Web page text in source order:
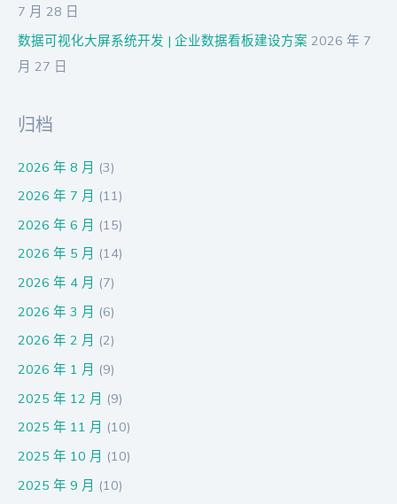
7 月 28 日
数据可视化大屏系统开发 | 企业数据看板建设方案 2026 年 7
月 27 日
归档
2026 年 8 月 (3)
2026 年 7 月 (11)
2026 年 6 月 (15)
2026 年 5 月 (14)
2026 年 4 月 (7)
2026 年 3 月 (6)
2026 年 2 月 (2)
2026 年 1 月 (9)
2025 年 12 月 (9)
2025 年 11 月 (10)
2025 年 10 月 (10)
2025 年 9 月 (10)